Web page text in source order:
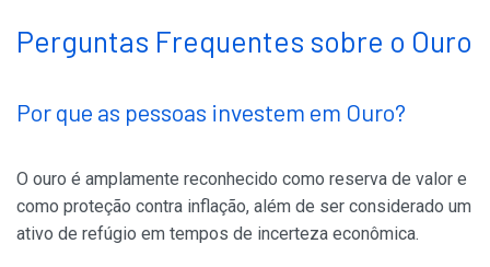
Perguntas Frequentes sobre o Ouro
Por que as pessoas investem em Ouro?
O ouro é amplamente reconhecido como reserva de valor e
como proteção contra inflação, além de ser considerado um
ativo de refúgio em tempos de incerteza econômica.